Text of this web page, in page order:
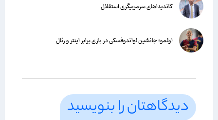
کاندیداهای سرمربیگری استقلال
اولمو؛ جانشین لواندوفسکی در بازی برابر اینتر و رئال
دیدگاهتان را بنویسید